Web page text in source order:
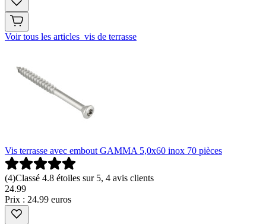
Voir tous les articles vis de terrasse
Vis terrasse avec embout GAMMA 5,0x60 inox 70 pièces
(4)Classé 4.8 étoiles sur 5, 4 avis clients
24.99
Prix : 24.99 euros